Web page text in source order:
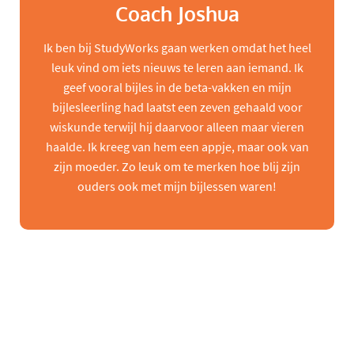
Coach Joshua
Ik ben bij StudyWorks gaan werken omdat het heel
leuk vind om iets nieuws te leren aan iemand. Ik
geef vooral bijles in de beta-vakken en mijn
bijlesleerling had laatst een zeven gehaald voor
wiskunde terwijl hij daarvoor alleen maar vieren
haalde. Ik kreeg van hem een appje, maar ook van
zijn moeder. Zo leuk om te merken hoe blij zijn
ouders ook met mijn bijlessen waren!